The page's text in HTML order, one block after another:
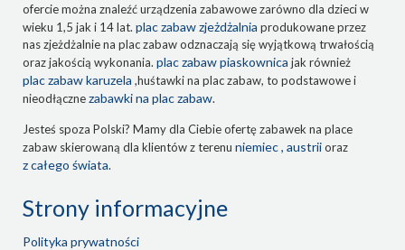
ofercie można znaleźć urządzenia zabawowe zarówno dla dzieci w
wieku 1,5 jak i 14 lat. plac zabaw zjeżdżalnia produkowane przez
nas zjeżdżalnie na plac zabaw odznaczają się wyjątkową trwałością
oraz jakością wykonania. plac zabaw piaskownica jak również
plac zabaw karuzela ,huśtawki na plac zabaw, to podstawowe i
nieodłącznezabawki na plac zabaw.
Jesteś spoza Polski? Mamy dla Ciebie ofertę zabawek na place
zabaw skierowaną dla klientów z terenu niemiec , austriioraz
z całego świata.
Strony informacyjne
Polityka prywatności